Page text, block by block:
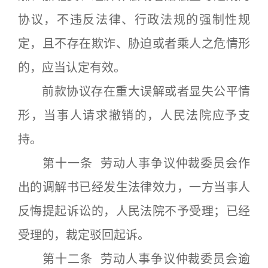
协议，不违反法律、行政法规的强制性规
定，且不存在欺诈、胁迫或者乘人之危情形
的，应当认定有效。
前款协议存在重大误解或者显失公平情
形，当事人请求撤销的，人民法院应予支
持。
第十一条 劳动人事争议仲裁委员会作
出的调解书已经发生法律效力，一方当事人
反悔提起诉讼的，人民法院不予受理；已经
受理的，裁定驳回起诉。
第十二条 劳动人事争议仲裁委员会逾